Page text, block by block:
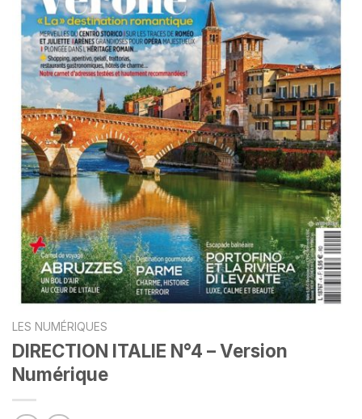
LES NUMÉRIQUES
DIRECTION ITALIE N°4 – Version
Numérique